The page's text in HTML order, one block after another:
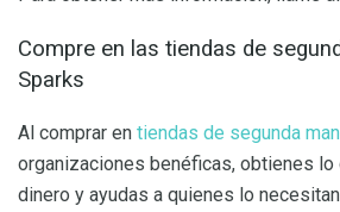
Compre en las tiendas de
Sparks
Al comprar en tiendas de segunda
organizaciones benéficas, obtienes lo
dinero y ayudas a quienes lo